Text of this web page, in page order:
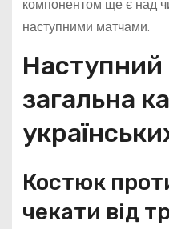
компонентом ще є над
наступними матчами.
Наступний
загальна
Костюк
чекати від